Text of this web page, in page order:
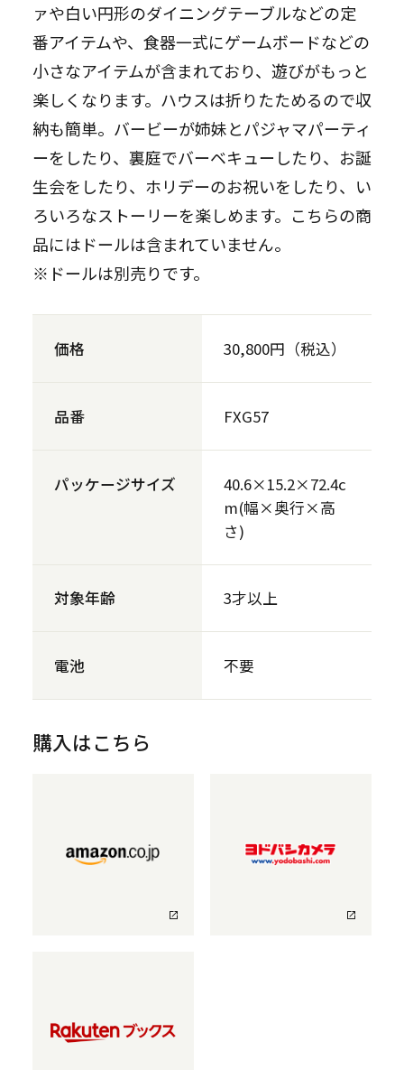
ァや白い円形のダイニングテーブルなどの定
番アイテムや、食器一式にゲームボードなどの
小さなアイテムが含まれており、遊びがもっと
楽しくなります。ハウスは折りたためるので収
納も簡単。バービーが姉妹とパジャマパーティ
ーをしたり、裏庭でバーベキューしたり、お誕
生会をしたり、ホリデーのお祝いをしたり、い
ろいろなストーリーを楽しめます。こちらの商
品にはドールは含まれていません。
※ドールは別売りです。
価格 30,800円（税込）
品番 FXG57
パッケージサイズ
40.6×15.2×72.4c
m(幅×奥行×高
さ)
対象年齢 3才以上
電池 不要
購入はこちら